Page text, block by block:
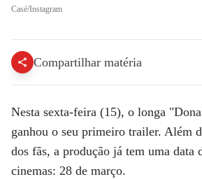
Casé/Instagram
Compartilhar matéria
Nesta sexta-feira (15), o longa
ganhou o seu primeiro trailer. Além
dos fãs, a produção já tem uma data
cinemas: 28 de março.